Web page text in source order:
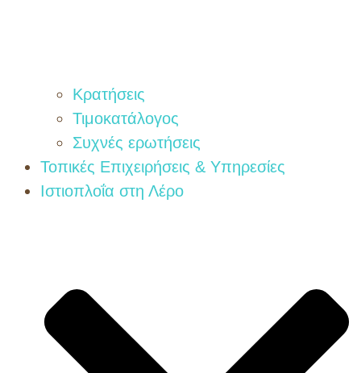
Κρατήσεις
Τιμοκατάλογος
Συχνές ερωτήσεις
Τοπικές Επιχειρήσεις & Υπηρεσίες
Ιστιοπλοΐα στη Λέρο